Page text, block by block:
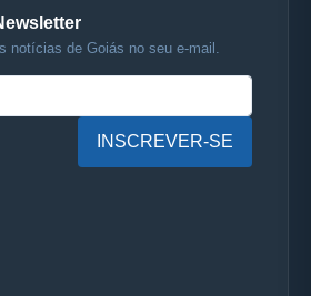
notícias de Goiás no seu e-mail.
INSCREVER-SE